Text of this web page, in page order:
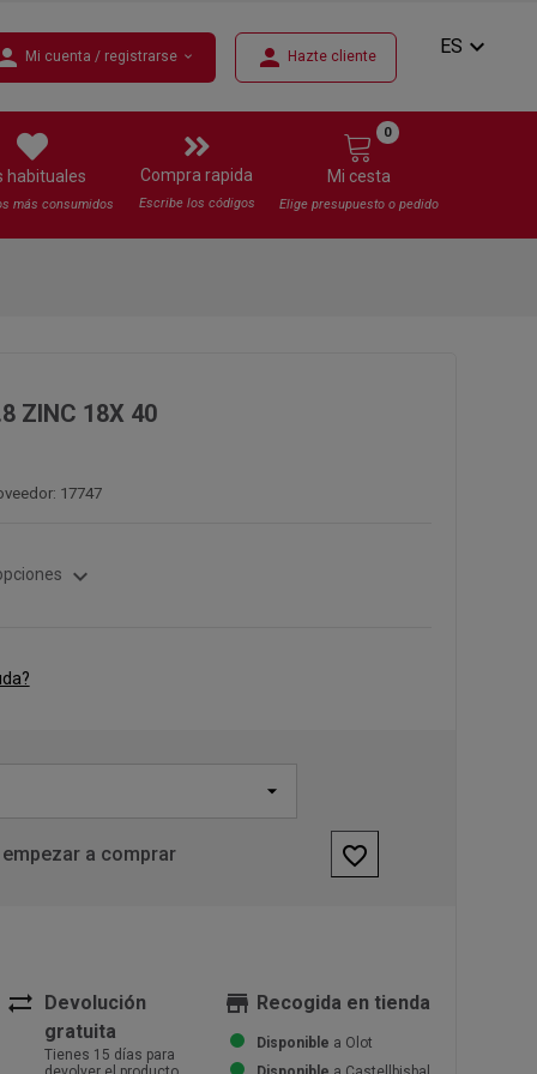
Mi cuenta / registrarse expand_more person Hazte cliente ES expand_more
habituales
más consumidos
Compra rapida
Escribe los códigos
Mi cesta
0
Elige presupuesto o pedido
ZINC 18X 40
17747
expand_more
a comprar favorite_border
sync_alt
Devolución
gratuita
Tienes 15 días para
store Recogida en tienda
Disponible a Olot